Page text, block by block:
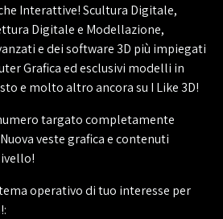
Interattive! Scultura Digitale,
Digitale e Modellazione,
e dei software 3D più impiegati
Grafica ed esclusivi modelli in
e molto altro ancora su I Like 3D!
targato completamente
veste grafica e contenuti
operativo di tuo interesse per
!: